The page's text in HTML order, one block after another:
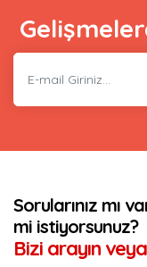
Sorularınız mı
mi istiyorsunuz?
Bizi arayın